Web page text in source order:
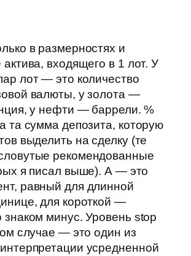
в размерностях и
актива, входящего в 1 лот. У
лот — это количество
валюты, у золота —
у нефти — баррели. %
та сумма депозита, которую
выделить на сделку (те
рекомендованные
я писал выше). А — это
равный для длинной
для короткой —
знаком минус. Уровень stop
случае — это один из
усредненной